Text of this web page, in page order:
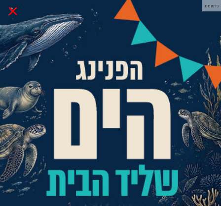
× פרסומת